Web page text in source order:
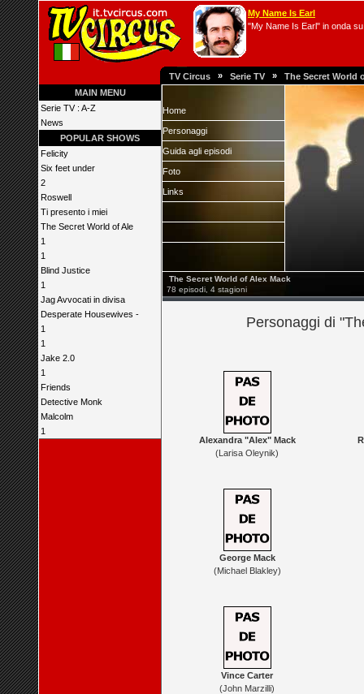
My Name Is Earl
"My Name Is Earl" in onda
TV Circus » Serie TV » The Secret World
MAIN MENU
Serie TV : A-Z
News
POPULAR SHOWS
Felicity
Six feet under
2
Roswell
Ti presento i miei
The Secret World of Ale
1
1
Blind Justice
1
Jag Avvocati in divisa
Desperate Housewives -
1
1
Jake 2.0
1
Friends
Detective Monk
Malcolm
1
Home
Personaggi
Guida agli episodi
Foto
Links
The Secret World of Alex Mack
78 episodi, 4 stagioni
Personaggi di
Alexandra "Alex" Mack
(Larisa Oleynik)
George Mack
(Michael Blakley)
Vince Carter
(John Marzilli)